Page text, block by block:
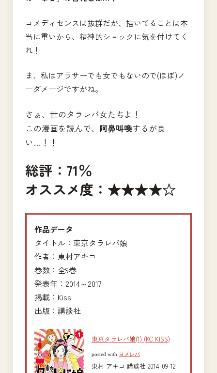
コメディセンスは抜群だが、描いてることは本
当に重いから、精神的ショックに気を付けてく
れ！
ま、私はアラサーでも女でもないので(ほぼ)ノ
ーダメージですがね。
さぁ、世のタラレバ女たちよ！
この漫画を読んで、 阿鼻叫喚するが良
い…！！
総評：71％
オススメ度：★★★★☆
作品データ
タイトル：東京タラレバ娘
作者：東村アキコ
巻数：全9巻
発表年：2014～2017
掲載：Kiss
出版：講談社
東京タラレバ娘(1) (KC KISS)
posted with ヨメレバ
東村 アキコ 講談社 2014-09-12